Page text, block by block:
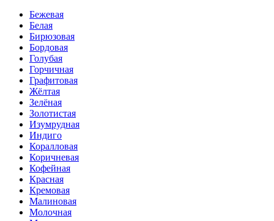
Бежевая
Белая
Бирюзовая
Бордовая
Голубая
Горчичная
Графитовая
Жёлтая
Зелёная
Золотистая
Изумрудная
Индиго
Коралловая
Коричневая
Кофейная
Красная
Кремовая
Малиновая
Молочная